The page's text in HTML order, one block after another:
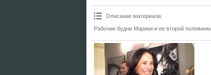
Описание материала:
Рабочие будни Марики и ее второй